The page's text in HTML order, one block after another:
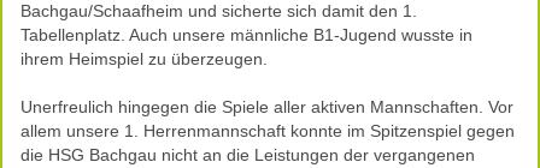
Bachgau/Schaafheim und sicherte sich damit den 1.
Tabellenplatz. Auch unsere männliche B1-Jugend wusste in
ihrem Heimspiel zu überzeugen.
Unerfreulich hingegen die Spiele aller aktiven Mannschaften. Vor
allem unsere 1. Herrenmannschaft konnte im Spitzenspiel gegen
die HSG Bachgau nicht an die Leistungen der vergangenen